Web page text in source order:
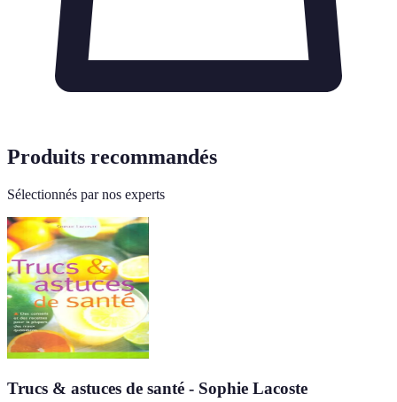
Produits recommandés
Sélectionnés par nos experts
Trucs & astuces de santé - Sophie Lacoste